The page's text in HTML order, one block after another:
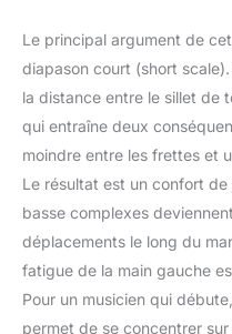
Le principal argument de
diapason court (short
la distance entre le sillet de
qui entraîne deux
moindre entre les frettes et
Le résultat est un confort
basse complexes
déplacements le long du
fatigue de la main gauche
Pour un musicien qui
permet de se concentrer